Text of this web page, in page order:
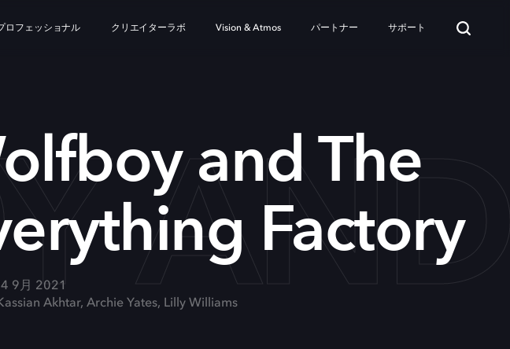
ロフェッショナル クリエイターラボ Vision & Atmos パートナー サポート
and The
Factory
9月 2021
Akhtar, Archie Yates, Lilly Williams